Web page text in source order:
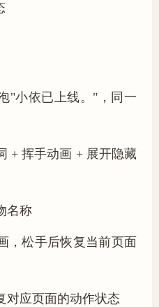
"小依已上线。"，同一
+ 挥手动画 + 展开隐藏
名称
，松手后恢复当前页面
对应页面的动作状态